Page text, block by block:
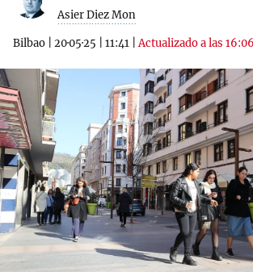
Asier Diez Mon
Bilbao 20·05·25 11:41 |Actualizado a las 16:06